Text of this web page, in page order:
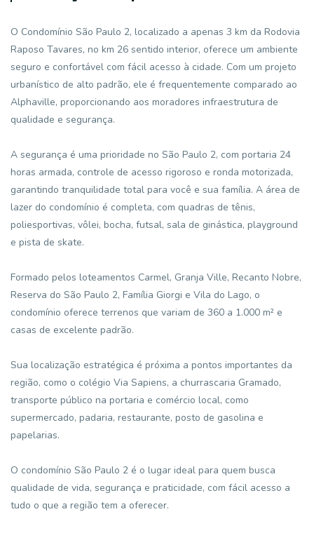
O Condomínio São Paulo 2, localizado a apenas 3 km da Rodovia
Raposo Tavares, no km 26 sentido interior, oferece um ambiente
seguro e confortável com fácil acesso à cidade. Com um projeto
urbanístico de alto padrão, ele é frequentemente comparado ao
Alphaville, proporcionando aos moradores infraestrutura de
qualidade e segurança.
A segurança é uma prioridade no São Paulo 2, com portaria 24
horas armada, controle de acesso rigoroso e ronda motorizada,
garantindo tranquilidade total para você e sua família. A área de
lazer do condomínio é completa, com quadras de tênis,
poliesportivas, vôlei, bocha, futsal, sala de ginástica, playground
e pista de skate.
Formado pelos loteamentos Carmel, Granja Ville, Recanto Nobre,
Reserva do São Paulo 2, Família Giorgi e Vila do Lago, o
condomínio oferece terrenos que variam de 360 a 1.000 m² e
casas de excelente padrão.
Sua localização estratégica é próxima a pontos importantes da
região, como o colégio Via Sapiens, a churrascaria Gramado,
transporte público na portaria e comércio local, como
supermercado, padaria, restaurante, posto de gasolina e
papelarias.
O condomínio São Paulo 2 é o lugar ideal para quem busca
qualidade de vida, segurança e praticidade, com fácil acesso a
tudo o que a região tem a oferecer.